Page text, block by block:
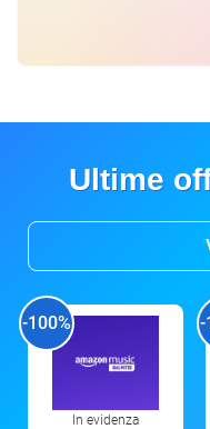
Ultime
-100%
In evidenza
-